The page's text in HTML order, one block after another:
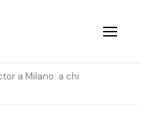
a Milano: a chi